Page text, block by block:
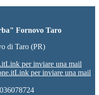
Fornovo Taro
di Taro (PR)
Link per inviare una mail
Link per inviare una mail